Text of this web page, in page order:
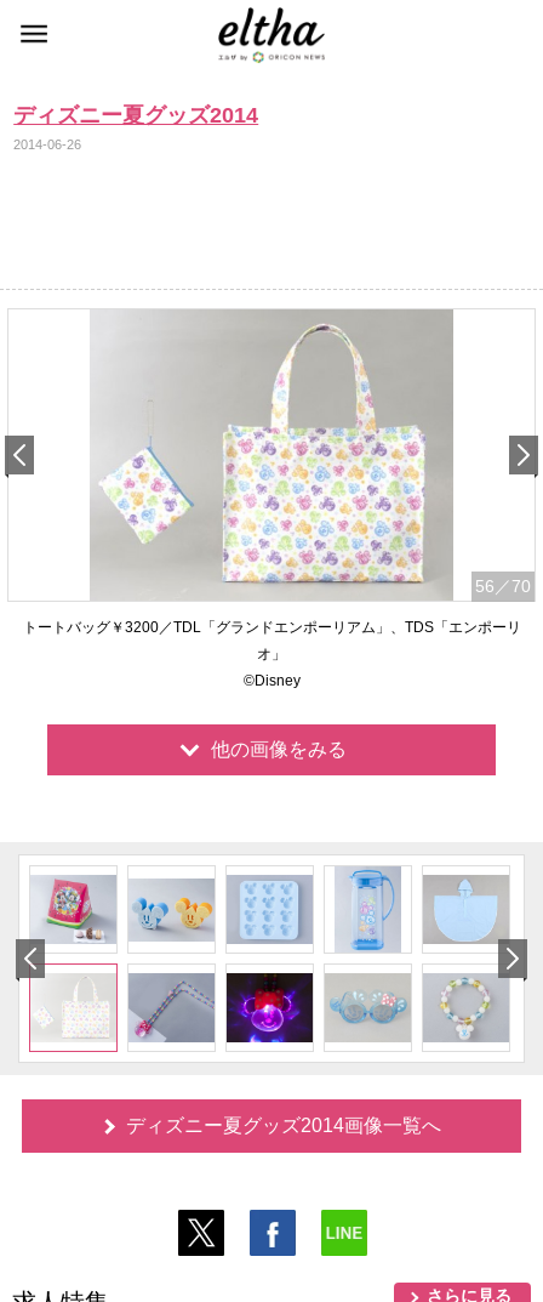
ディズニー夏グッズ2014
2014-06-26
56 ／70
トートバッグ￥3200／TDL「グランドエンポーリアム」、TDS「エンポーリ
オ」
©Disney
他の画像をみる
ディズニー夏グッズ2014画像一覧へ
さらに見る